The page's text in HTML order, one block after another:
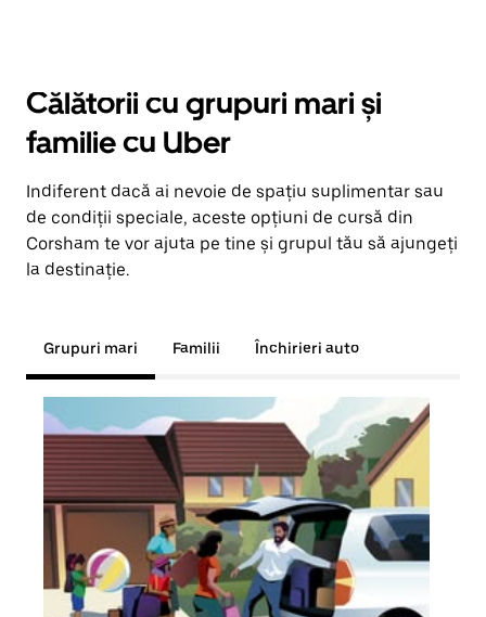
Călătorii cu grupuri mari și
familie cu Uber
Indiferent dacă ai nevoie de spațiu suplimentar sau
de condiții speciale, aceste opțiuni de cursă din
Corsham te vor ajuta pe tine și grupul tău să ajungeți
la destinație.
Grupuri mari Familii Închirieri auto